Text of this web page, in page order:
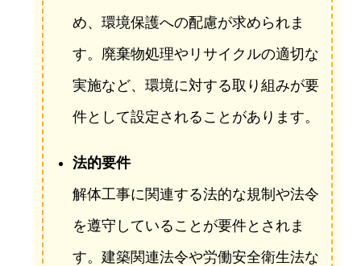
め、環境保護への配慮が求められま
す。廃棄物処理やリサイクルの適切な
実施など、環境に対する取り組みが要
件として設定されることがあります。
法的要件
解体工事に関連する法的な規制や法令
を遵守していることが要件とされま
す。建築関連法令や労働安全衛生法な